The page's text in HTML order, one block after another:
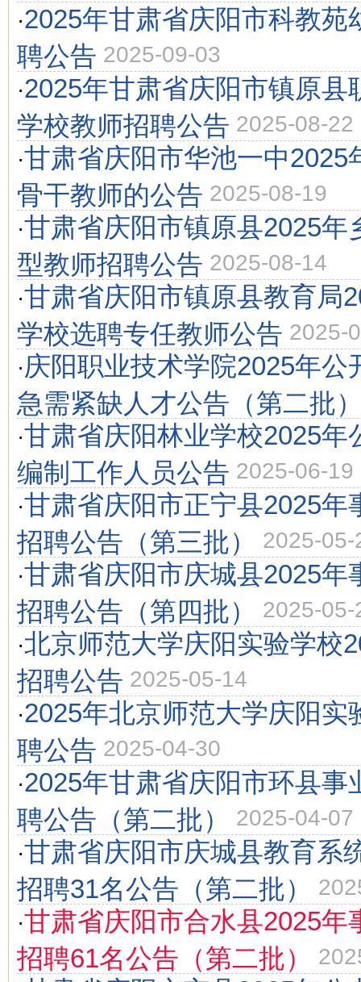
·2025年甘肃省庆阳市科教苑
聘公告 2025-09-03
·2025年甘肃省庆阳市镇原县
学校教师招聘公告 2025-08-22
·甘肃省庆阳市华池一中2025
骨干教师的公告 2025-08-19
·甘肃省庆阳市镇原县2025年
型教师招聘公告 2025-08-14
·甘肃省庆阳市镇原县教育局
学校选聘专任教师公告 2025-
·庆阳职业技术学院2025年公
急需紧缺人才公告（第二批
·甘肃省庆阳林业学校2025年
编制工作人员公告 2025-06-19
·甘肃省庆阳市正宁县2025年
招聘公告（第三批）
2025-05-
·甘肃省庆阳市庆城县2025年
招聘公告（第四批）
2025-05-
·北京师范大学庆阳实验学校
招聘公告 2025-05-14
·2025年北京师范大学庆阳实
聘公告 2025-04-30
·2025年甘肃省庆阳市环县事
聘公告（第二批）
2025-04-07
·甘肃省庆阳市庆城县教育系
招聘31名公告（第二批）
·甘肃省庆阳市合水县2025年
招聘61名公告（第二批）